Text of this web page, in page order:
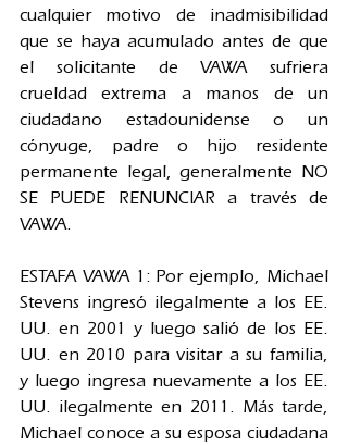
cualquier motivo de inadmisibilidad
que se haya acumulado antes de que
el solicitante de VAWA sufriera
crueldad extrema a manos de un
ciudadano estadounidense o un
cónyuge, padre o hijo residente
permanente legal, generalmente NO
SE PUEDE RENUNCIAR a través de
VAWA.
ESTAFA VAWA 1: Por ejemplo, Michael
Stevens ingresó ilegalmente a los EE.
UU. en 2001 y luego salió de los EE.
UU. en 2010 para visitar a su familia,
y luego ingresa nuevamente a los EE.
UU. ilegalmente en 2011. Más tarde,
Michael conoce a su esposa ciudadana